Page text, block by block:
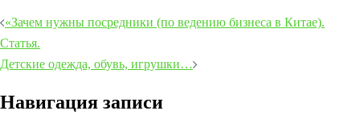
«Зачем нужны посредники (по ведению бизнеса в Китае).
Статья.
Детские одежда, обувь, игрушки…
Навигация записи